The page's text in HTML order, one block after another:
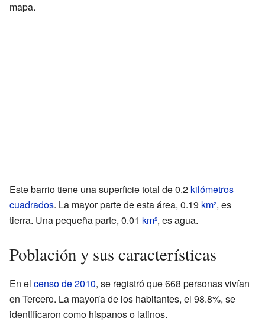
mapa.
Este barrio tiene una superficie total de 0.2 kilómetros
cuadrados. La mayor parte de esta área, 0.19 km², es
tierra. Una pequeña parte, 0.01 km², es agua.
Población y sus características
En el censo de 2010, se registró que 668 personas vivían
en Tercero. La mayoría de los habitantes, el 98.8%, se
identificaron como hispanos o latinos.